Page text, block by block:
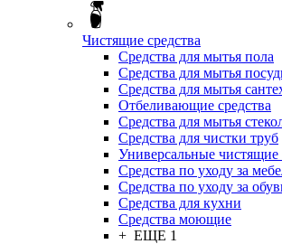
Чистящие средства
Средства для мытья пола
Средства для мытья
Средства для мытья
Отбеливающие средства
Средства для мытья
Средства для чистки труб
Универсальные чистящие
Средства по уходу за
Средства по уходу за
Средства для кухни
Средства моющие
+ ЕЩЕ 1